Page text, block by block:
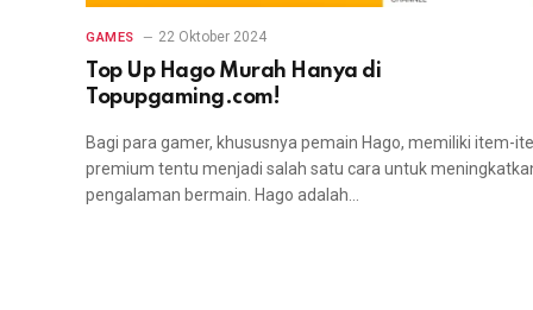
GAMES 22 Oktober 2024
Top Up Hago Murah Hanya di
Topupgaming.com!
Bagi para gamer, khususnya pemain Hago, memiliki item-
premium tentu menjadi salah satu cara untuk
pengalaman bermain. Hago adalah…